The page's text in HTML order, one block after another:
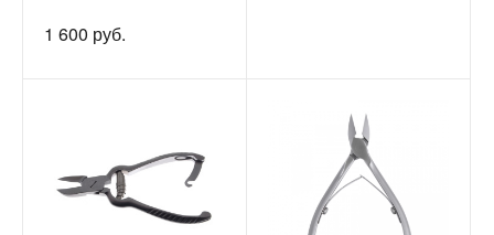
1 600 руб.